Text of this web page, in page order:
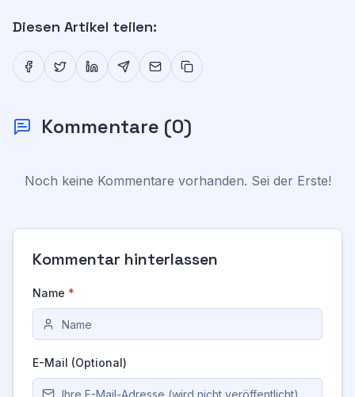
Diesen Artikel teilen:
Kommentare (0)
Noch keine Kommentare vorhanden. Sei der Erste!
Kommentar hinterlassen
Name *
E-Mail (Optional)